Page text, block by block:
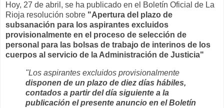
Hoy, 27 de abril, se ha publicado en el Boletín Oficial de La
Rioja resolución sobre "Apertura del plazo de
subsanación para los aspirantes excluidos
provisionalmente en el proceso de selección de
personal para las bolsas de trabajo de interinos de los
cuerpos al servicio de la Administración de Justicia"
"Los aspirantes excluidos provisionalmente
disponen de un plazo de diez días hábiles,
contados a partir del día siguiente a la
publicación el presente anuncio en el Boletín